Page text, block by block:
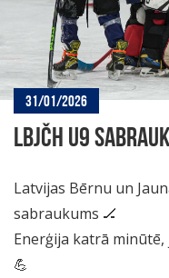
31/01/2026
LBJČH U9
Latvijas Bērnu un
sabraukums 🏒
Enerģija katrā
💪